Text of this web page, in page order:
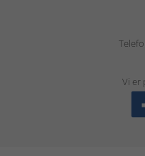
Vi er